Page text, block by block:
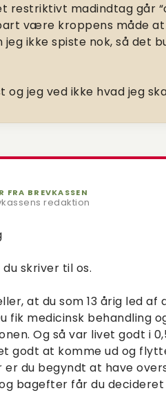
restriktivt madindtag går
være kroppens måde at
jeg ikke spiste nok, så det
jeg ved ikke hvad jeg
FRA BREVKASSEN
redaktion
skriver til os.
at du som 13 årig led af
fik medicinsk behandling
Og så var livet godt i
godt at komme ud og
er du begyndt at have
bagefter får du